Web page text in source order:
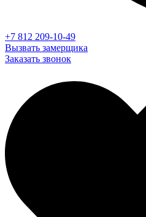
+7 812 209-10-49
Вызвать замерщика
Заказать звонок